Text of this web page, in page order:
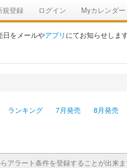
規登録 ログイン Myカレンダー
日をメールやアプリ にてお知らせしま
ランキング 7月発売 8月発売
アラート条件を登録することが出来ま